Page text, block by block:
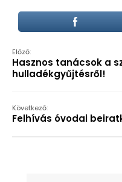
Előző:
Hasznos tanácsok a
hulladékgyűjtésről!
Következő:
Felhívás óvodai